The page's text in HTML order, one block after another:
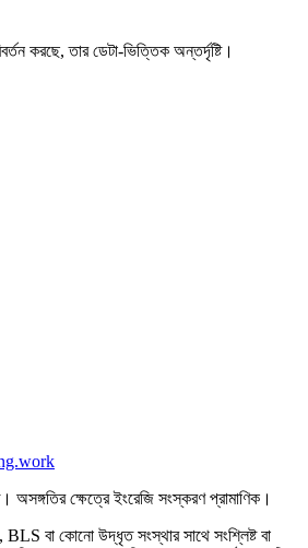
করছে, তার ডেটা-ভিত্তিক অন্তর্দৃষ্টি।
ক্ষেত্রে ইংরেজি সংস্করণ প্রামাণিক।
বা কোনো উদ্ধৃত সংস্থার সাথে সংশ্লিষ্ট বা